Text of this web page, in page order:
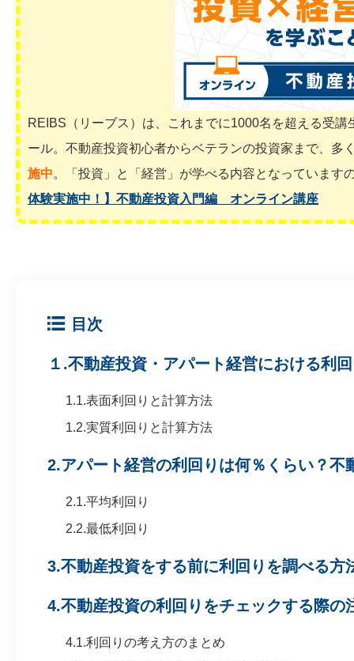
REIBS（リーブス）は、これまでに1000名を超える受
ール。不動産投資初心者からベテランの投資家まで、多
施中。「投資」と「経営」が学べる内容となっていま
体験実施中！】不動産投資入門編 オンライン講座
目次
１.不動産投資・アパート経営における利
1.1.表面利回りと計算方法
1.2.実質利回りと計算方法
2.アパート経営の利回りは何％くらい？
2.1.平均利回り
2.2.最低利回り
3.不動産投資をする前に利回りを調べる方
4.不動産投資の利回りをチェックする際の
4.1.利回りの考え方のまとめ